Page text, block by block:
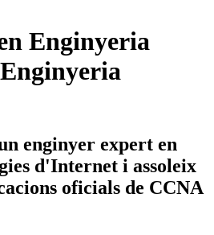
Enginyeria
enginyer expert en
d'Internet i assoleix
oficials de CCNA